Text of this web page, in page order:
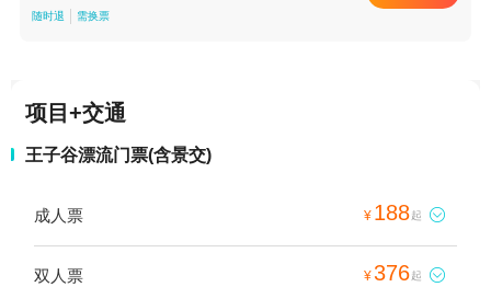
随时退 需换票
项目+交通
王子谷漂流门票(含景交)
成人票 ¥ 188起 
双人票 ¥376起 